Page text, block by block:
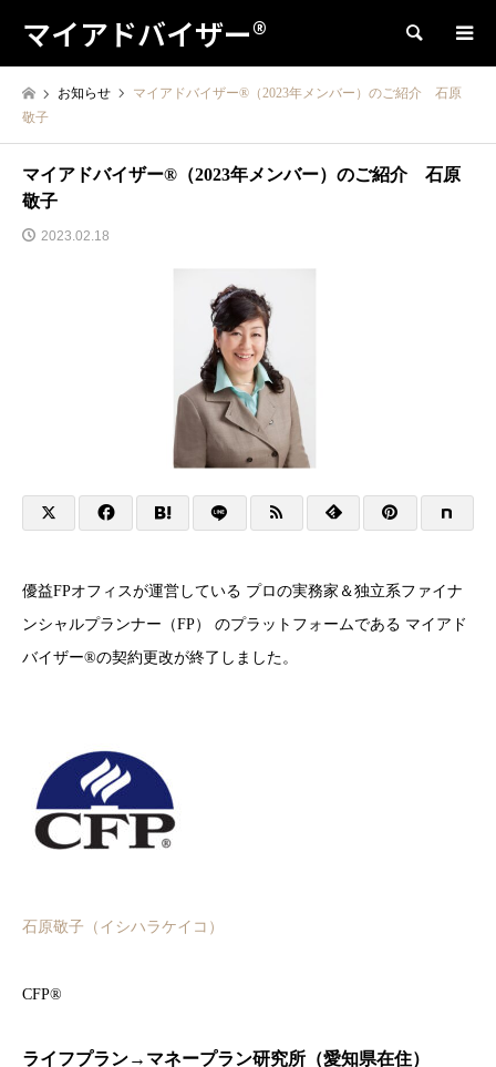
マイアドバイザー® 検索
お知らせ
マイアドバイザー®（2023年メンバー）のご紹介 石原
敬子
マイアドバイザー®（2023年メンバー）のご紹介 石原
敬子
2023.02.18
優益FPオフィスが運営している プロの実務家＆独立系ファイナ
ンシャルプランナー（FP） のプラットフォームである マイアド
バイザー®の契約更改が終了しました。
石原敬子（イシハラケイコ ）
CFP®
ライフプラン→マネープラン研究所（愛知県在住）